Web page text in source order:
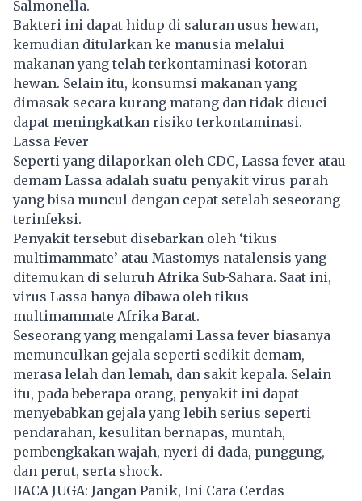
Salmonella.
Bakteri ini dapat hidup di saluran usus hewan,
kemudian ditularkan ke manusia melalui
makanan yang telah terkontaminasi kotoran
hewan. Selain itu, konsumsi makanan yang
dimasak secara kurang matang dan tidak dicuci
dapat meningkatkan risiko terkontaminasi.
Lassa Fever
Seperti yang dilaporkan oleh CDC, Lassa fever atau
demam Lassa adalah suatu penyakit virus parah
yang bisa muncul dengan cepat setelah seseorang
terinfeksi.
Penyakit tersebut disebarkan oleh ‘tikus
multimammate’ atau Mastomys natalensis yang
ditemukan di seluruh Afrika Sub-Sahara. Saat ini,
virus Lassa hanya dibawa oleh tikus
multimammate Afrika Barat.
Seseorang yang mengalami Lassa fever biasanya
memunculkan gejala seperti sedikit demam,
merasa lelah dan lemah, dan sakit kepala. Selain
itu, pada beberapa orang, penyakit ini dapat
menyebabkan gejala yang lebih serius seperti
pendarahan, kesulitan bernapas, muntah,
pembengkakan wajah, nyeri di dada, punggung,
dan perut, serta shock.
BACA JUGA: Jangan Panik, Ini Cara Cerdas